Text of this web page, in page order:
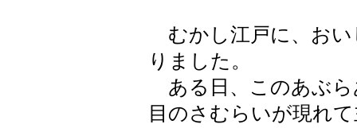
むかし江戸に、おい
りました。
ある日、このあぶら
目のさむらいが現れ